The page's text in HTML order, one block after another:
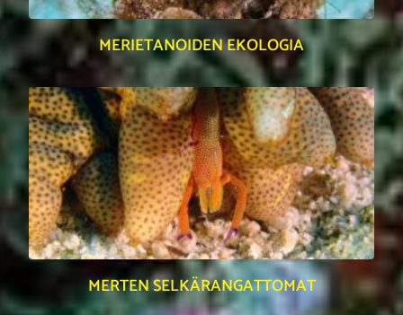
MERIETANOIDEN EKOLOGIA
MERTEN SELKÄRANGATTOMAT